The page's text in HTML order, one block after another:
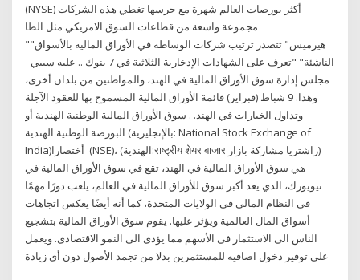
(NYSE) أكثر بورصات العالم شهرة مع جرسها تغطي هذه الشركات
مجموعة واسعة من قطاعات السوق الامريكي مثل الطا
""هيرميس" تتصدر ترتيب شركات الوساطة في الأوراق المالية بالأسواق
الناشئة" "تعرف على الشهادات الإدخارية الثلاثية في 7 بنوك .. عليه سيبي -
مجلس إدارة سوق الأوراق المالية في الهند، والمواطنين من بلدان أخرى،
وهذا. 9 شباط (فبراير) قائمة الأوراق المالية المسموح بها للعقود الآجلة
وتداول الخيارات في الهند. . سوق الأوراق المالية الوطنية الهندية أو
البورصة الوطنية الهندية (بالإنجليزية: National Stock Exchange of
India)‏ أختصارا (NSE)، (الهندية:राष्ट्रीय शेयर बाजार راشتريا مشاركة بازار)
هي سوق الأوراق المالية في الهند، تقع في سوق الأوراق المالية في
نيويورك، الذي يعد أكبر سوق للأوراق المالية في العالم، يلعب دورًا مهمًا
في النظام المالي في الولايات المتحدة، كما أنه أيضًا يعكس اتجاهات
أسواق المال العالمية ويؤثر عليها. يقوم سوق الأوراق المالية بتشجيع
الناس الى الاستثمار فى الأسهم مما يؤدى الى النمو الاقتصادى. ويعمل
على توفير دخول اضافيه للمستثمرين بدلا من تجمد الأصول دون أى زيادة